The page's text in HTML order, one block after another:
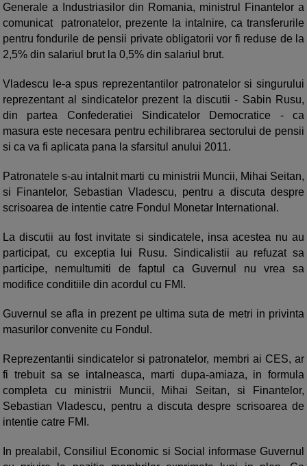
Generale a Industriasilor din Romania, ministrul Finantelor a
comunicat patronatelor, prezente la intalnire, ca transferurile
pentru fondurile de pensii private obligatorii vor fi reduse de la
2,5% din salariul brut la 0,5% din salariul brut.
Vladescu le-a spus reprezentantilor patronatelor si singurului
reprezentant al sindicatelor prezent la discutii - Sabin Rusu,
din partea Confederatiei Sindicatelor Democratice - ca
masura este necesara pentru echilibrarea sectorului de pensii
si ca va fi aplicata pana la sfarsitul anului 2011.
Patronatele s-au intalnit marti cu ministrii Muncii, Mihai Seitan,
si Finantelor, Sebastian Vladescu, pentru a discuta despre
scrisoarea de intentie catre Fondul Monetar International.
La discutii au fost invitate si sindicatele, insa acestea nu au
participat, cu exceptia lui Rusu. Sindicalistii au refuzat sa
participe, nemultumiti de faptul ca Guvernul nu vrea sa
modifice conditiile din acordul cu FMI.
Guvernul se afla in prezent pe ultima suta de metri in privinta
masurilor convenite cu Fondul.
Reprezentantii sindicatelor si patronatelor, membri ai CES, ar
fi trebuit sa se intalneasca, marti dupa-amiaza, in formula
completa cu ministrii Muncii, Mihai Seitan, si Finantelor,
Sebastian Vladescu, pentru a discuta despre scrisoarea de
intentie catre FMI.
In prealabil, Consiliul Economic si Social informase Guvernul